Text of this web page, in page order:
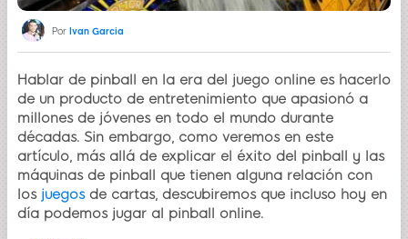
Por Ivan Garcia
Hablar de pinball en la era del juego online es hacerlo
de un producto de entretenimiento que apasionó a
millones de jóvenes en todo el mundo durante
décadas. Sin embargo, como veremos en este
artículo, más allá de explicar el éxito del pinball y las
máquinas de pinball que tienen alguna relación con
los juegosde cartas, descubiremos que incluso hoy en
día podemos jugar al pinball online.